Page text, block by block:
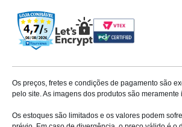
Os preços, fretes e condições de pagamento são
pelo site. As imagens dos produtos são meramente
Os estoques são limitados e os valores podem